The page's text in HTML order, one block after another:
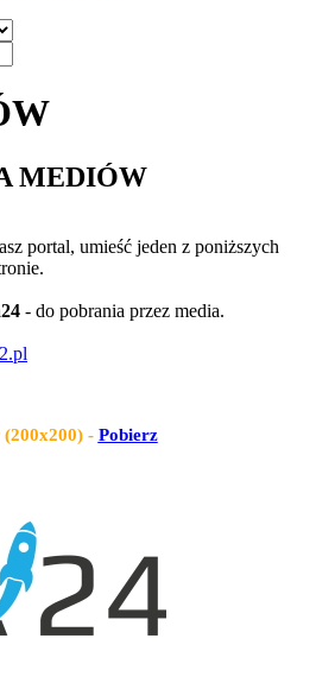
MEDIÓW
portal, umieść jeden z poniższych
- do pobrania przez media.
(200x200) - Pobierz